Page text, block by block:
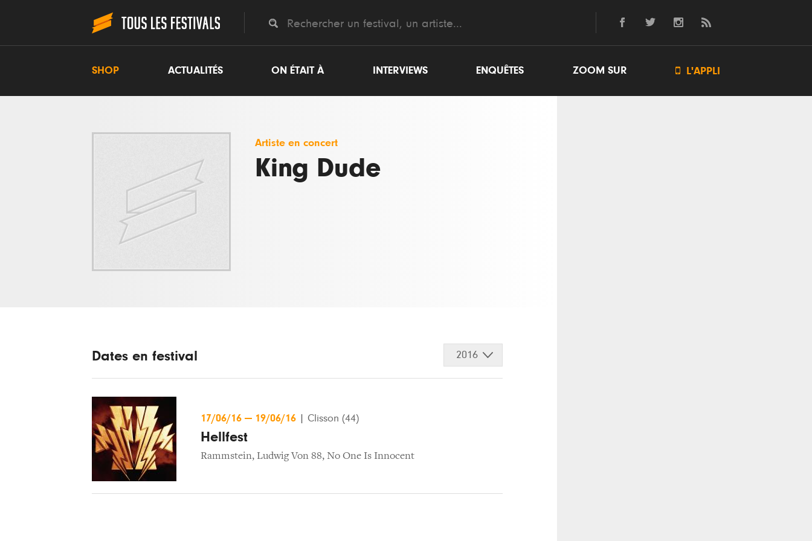
SHOP ACTUALITÉS ON ÉTAIT À INTERVIEWS ENQUÊTES ZOOM SUR  L'APPLI
Artiste en concert
King Dude
Dates en festival 2016
17/06/16 — 19/06/16 Clisson (44)
Hellfest
Rammstein, Ludwig Von 88, No One Is Innocent